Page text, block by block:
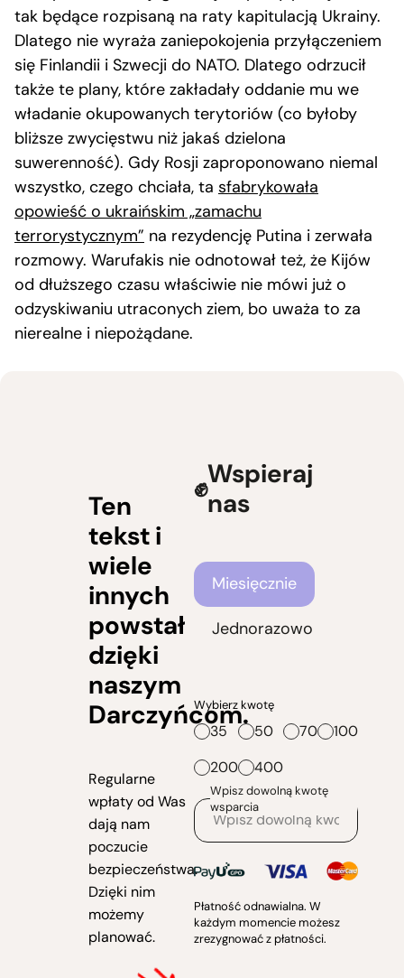
tak będące rozpisaną na raty kapitulacją Ukrainy.
Dlatego nie wyraża zaniepokojenia przyłączeniem
się Finlandii i Szwecji do NATO. Dlatego odrzucił
także te plany, które zakładały oddanie mu we
władanie okupowanych terytoriów (co byłoby
bliższe zwycięstwu niż jakaś dzielona
suwerenność). Gdy Rosji zaproponowano niemal
wszystko, czego chciała, ta sfabrykowała
opowieść o ukraińskim „zamachu
terrorystycznym” na rezydencję Putina i zerwała
rozmowy. Warufakis nie odnotował też, że Kijów
od dłuższego czasu właściwie nie mówi już o
odzyskiwaniu utraconych ziem, bo uważa to za
nierealne i niepożądane.
Ten
tekst i
wiele
innych
powstał
dzięki
naszym
Darczyńcom.
Regularne
wpłaty od Was
dają nam
poczucie
bezpieczeństwa.
Dzięki nim
możemy
planować.
Wspieraj
nas
Częstotliwość wsparcia
Miesięcznie
Jednorazowo
Wybierz kwotę
35 50 70
100
200
400
Wpisz dowolną kwotę
wsparcia
Płatność odnawialna. W
każdym momencie możesz
zrezygnować z płatności.